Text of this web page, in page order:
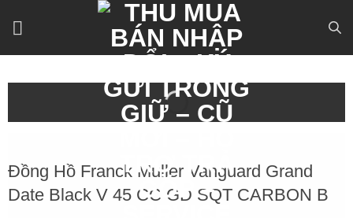
Đồng Hồ Franck Muller Vanguard Grand
Date Black V 45 CC GD SQT CARBON B